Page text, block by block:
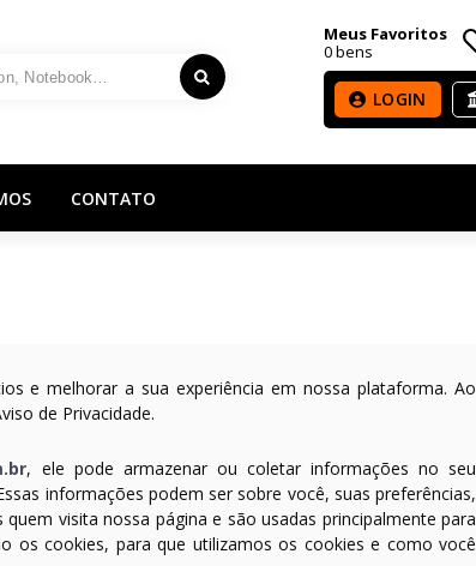
Meus Favoritos
0bens
LOGIN
CONTATO
e melhorar a sua experiência em nossa plataforma. Ao
de Privacidade.
, ele pode armazenar ou coletar informações no seu
informações podem ser sobre você, suas preferências,
visita nossa página e são usadas principalmente para
os cookies, para que utilizamos os cookies e como você